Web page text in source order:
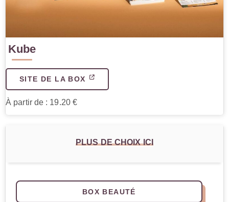
Kube
SITE DE LA BOX
À partir de : 19.20 €
PLUS DE CHOIX ICI
BOX BEAUTÉ